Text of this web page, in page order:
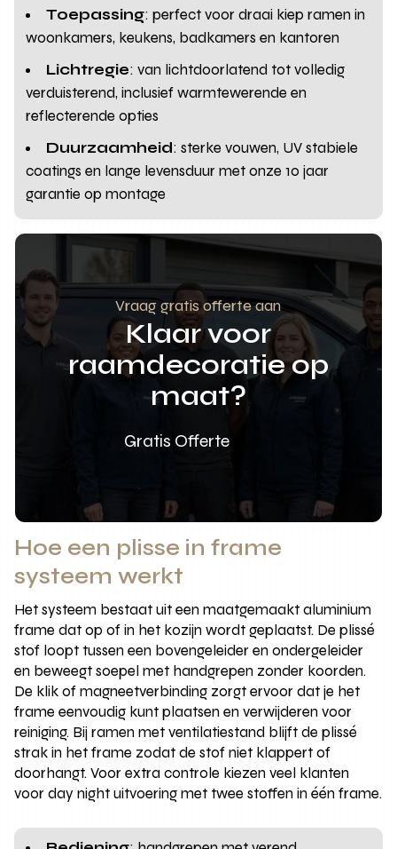
Toepassing: perfect voor draai kiep ramen in
woonkamers, keukens, badkamers en kantoren
Lichtregie: van lichtdoorlatend tot volledig
verduisterend, inclusief warmtewerende en
reflecterende opties
Duurzaamheid: sterke vouwen, UV stabiele
coatings en lange levensduur met onze 10 jaar
garantie op montage
Vraag gratis offerte aan
Klaar voor
raamdecoratie op
maat?
Gratis Offerte
Hoe een plisse in frame
systeem werkt
Het systeem bestaat uit een maatgemaakt aluminium
frame dat op of in het kozijn wordt geplaatst. De plissé
stof loopt tussen een bovengeleider en ondergeleider
en beweegt soepel met handgrepen zonder koorden.
De klik of magneetverbinding zorgt ervoor dat je het
frame eenvoudig kunt plaatsen en verwijderen voor
reiniging. Bij ramen met ventilatiestand blijft de plissé
strak in het frame zodat de stof niet klappert of
doorhangt. Voor extra controle kiezen veel klanten
voor day night uitvoering met twee stoffen in één frame.